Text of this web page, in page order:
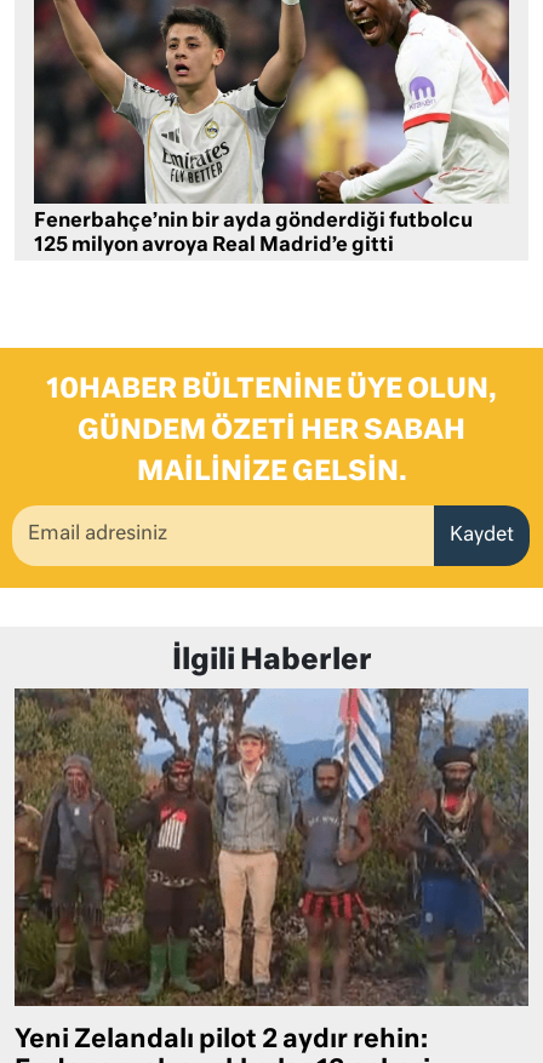
Fenerbahçe’nin bir ayda gönderdiği futbolcu
125 milyon avroya Real Madrid’e gitti
10HABER BÜLTENINE ÜYE OLUN,
GÜNDEM ÖZETI HER SABAH
MAILINIZE GELSIN.
Kaydet
İlgili Haberler
Yeni Zelandalı pilot 2 aydır rehin: